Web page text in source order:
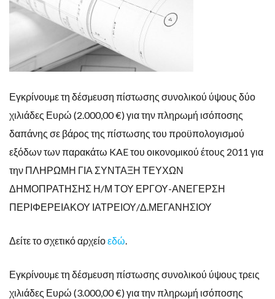
Εγκρίνουµε τη δέσµευση πίστωσης συνολικού ύψους δύο
χιλιάδες Ευρώ (2.000,00 €)για την πληρωµή ισόποσης
δαπάνης σε βάρος της πίστωσης του προϋπολογισµού
εξόδων των παρακάτω KAE του οικονοµικού έτους 2011 για
την ΠΛΗΡΩΜΗ ΓΙΑ ΣΥΝΤΑΞΗ ΤΕΥΧΩΝ
ΔΗΜΟΠΡΑΤΗΣΗΣ Η/Μ ΤΟΥ ΕΡΓΟΥ-ΑΝΕΓΕΡΣΗ
ΠΕΡΙΦΕΡΕΙΑΚΟΥ ΙΑΤΡΕΙΟΥ/Δ.ΜΕΓΑΝΗΣΙΟΥ
Δείτε το σχετικό αρχείοεδώ
Εγκρίνουµε τη δέσµευση πίστωσης συνολικού ύψους τρεις
χιλιάδες Ευρώ (3.000,00 €) για την πληρωµή ισόποσης